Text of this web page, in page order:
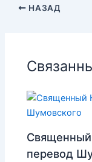
НАЗАД
перевод